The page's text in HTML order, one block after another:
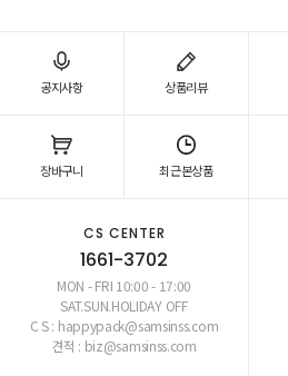
공지사항 상품리뷰
장바구니 최근본상품
CS CENTER
1661-3702
MON - FRI 10:00 - 17:00
SAT.SUN.HOLIDAY OFF
C S : happypack@samsinss.com
견적 : biz@samsinss.com